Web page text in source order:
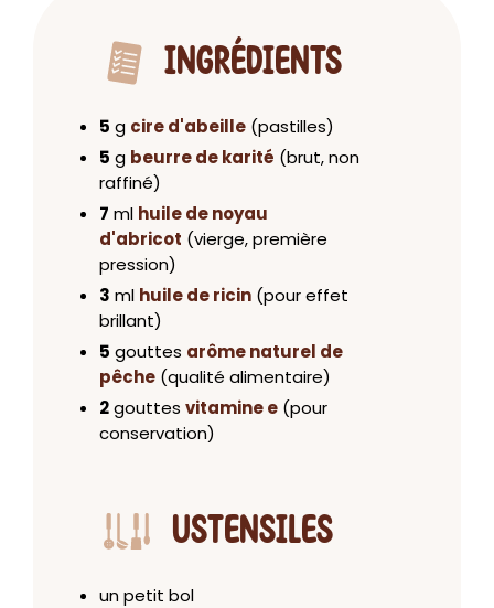
INGRÉDIENTS
5 g cire d'abeille (pastilles)
5 g beurre de karité (brut, non
raffiné)
7 ml huile de noyau
d'abricot (vierge, première
pression)
3 ml huile de ricin (pour effet
brillant)
5 gouttes arôme naturel de
pêche (qualité alimentaire)
2gouttes vitamine e (pour
conservation)
USTENSILES
un petit bol